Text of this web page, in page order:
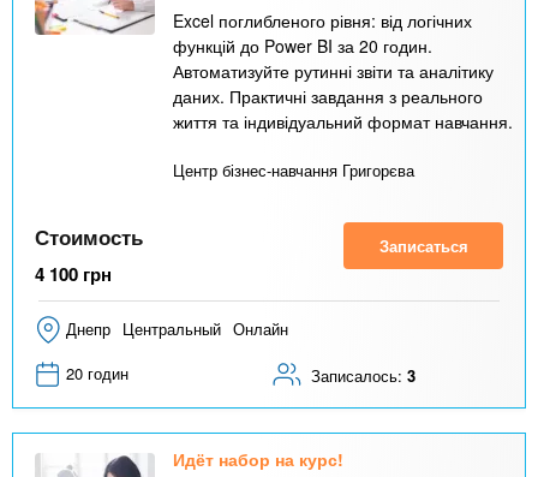
Excel поглибленого рівня: від логічних
функцій до Power BI за 20 годин.
Автоматизуйте рутинні звіти та аналітику
даних. Практичні завдання з реального
життя та індивідуальний формат навчання.
Центр бізнес-навчання Григорєва
Стоимость
4 100 грн
Записаться
Днепр Центральный Онлайн
20 годин
Записалось: 3
Идёт набор на курс!